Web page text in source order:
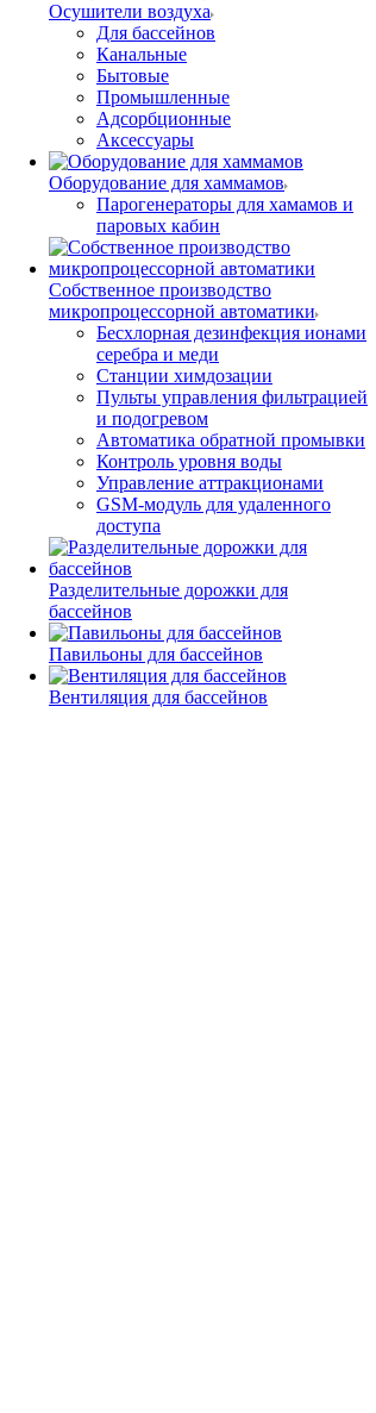
Осушители воздуха
Для бассейнов
Канальные
Бытовые
Промышленные
Адсорбционные
Аксессуары
Оборудование для хаммамов
Парогенераторы для хамамов и
паровых кабин
Собственное производство
микропроцессорной автоматики
Беcхлорная дезинфекция ионами
серебра и меди
Станции химдозации
Пульты управления фильтрацией
и подогревом
Автоматика обратной промывки
Контроль уровня воды
Управление аттракционами
GSM-модуль для удаленного
доступа
Разделительные дорожки для
бассейнов
Павильоны для бассейнов
Вентиляция для бассейнов